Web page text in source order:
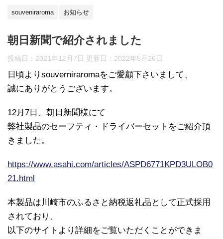
souveniraroma お知らせ
朝日新聞で紹介されました
投稿日：2021年12月7日 更新日： 2022年5月26日
日頃よりsouverniraromaをご愛顧下さいまして、
誠にありがとうございます。
12月7日、朝日新聞様にて
弊社製品のセーフティ・ドライバーセットをご紹介頂
きました。
https://www.asahi.com/articles/ASPD6771KPD3ULOB0
21.html
本製品は川崎市のふるさと納税返礼品として正式採用
されており、
以下のサイトより詳細をご覧いただくことができま